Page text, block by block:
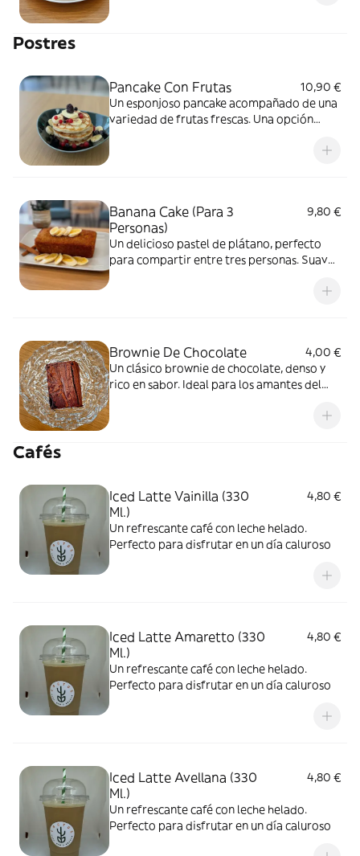
Postres
Pancake Con Frutas
10,90 €
Un esponjoso pancake acompañado de una
variedad de frutas frescas. Una opción
Banana Cake (Para 3
Personas)
9,80 €
Un delicioso pastel de plátano, perfecto
para compartir entre tres personas. Suave,
Brownie De Chocolate
4,00 €
Un clásico brownie de chocolate, denso y
rico en sabor. Ideal para los amantes del
Cafés
Iced Latte Vainilla (330
Ml.)
4,80 €
Un refrescante café con leche helado.
Perfecto para disfrutar en un día caluroso
Iced Latte Amaretto (330
Ml.)
4,80 €
Un refrescante café con leche helado.
Perfecto para disfrutar en un día caluroso
Iced Latte Avellana (330
Ml.)
4,80 €
Un refrescante café con leche helado.
Perfecto para disfrutar en un día caluroso